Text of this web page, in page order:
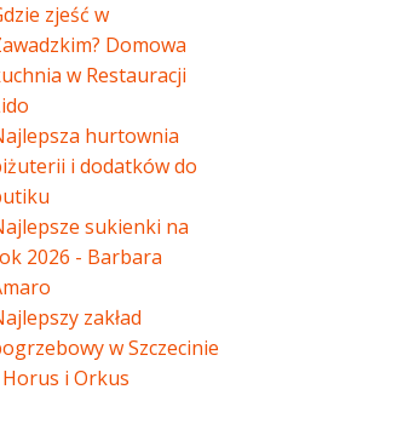
zjeść w
Domowa
w Restauracji
hurtownia
i dodatków do
sukienki na
2026 - Barbara
zakład
w Szczecinie
i Orkus